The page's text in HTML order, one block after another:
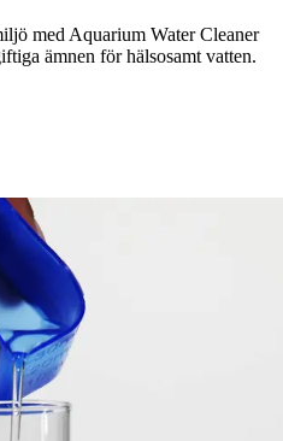
med Aquarium Water Cleaner
ämnen för hälsosamt vatten.